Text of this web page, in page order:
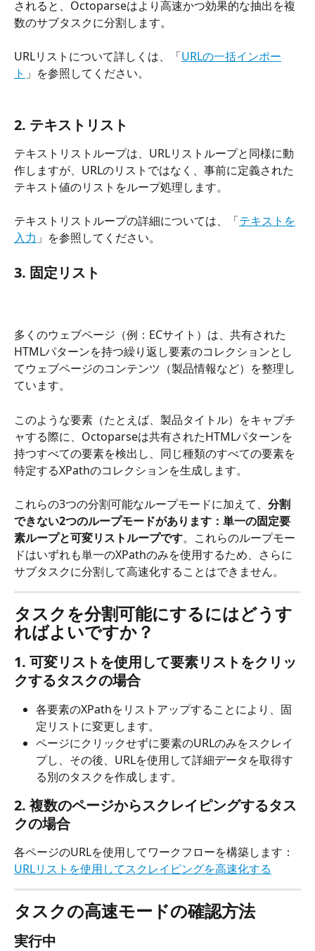
されると、Octoparseはより高速かつ効果的な抽出を複
数のサブタスクに分割します。
URLリストについて詳しくは、「URLの一括インポー
ト 」を参照してください。
2. テキストリスト
テキストリストループは、URLリストループと同様に動
作しますが、URLのリストではなく、事前に定義された
テキスト値のリストをループ処理します。
テキストリストループの詳細については、「テキストを
入力 」を参照してください。
3. 固定リスト
多くのウェブページ（例：ECサイト）は、共有された
HTMLパターンを持つ繰り返し要素のコレクションとし
てウェブページのコンテンツ（製品情報など）を整理し
ています。
このような要素（たとえば、製品タイトル）をキャプチ
ャする際に、Octoparseは共有されたHTMLパターンを
持つすべての要素を検出し、同じ種類のすべての要素を
特定するXPathのコレクションを生成します。
これらの3つの分割可能なループモードに加えて、 分割
できない2つのループモードがあります：単一の固定要
素ループと可変リストループです。これらのループモー
ドはいずれも単一のXPathのみを使用するため、さらに
サブタスクに分割して高速化することはできません。
タスクを分割可能にするにはどうす
ればよいですか？
1. 可変リストを使用して要素リストをクリッ
クするタスクの場合
各要素のXPathをリストアップすることにより、固
定リストに変更します。
ページにクリックせずに要素のURLのみをスクレイ
プし、その後、URLを使用して詳細データを取得す
る別のタスクを作成します。
2. 複数のページからスクレイピングするタス
クの場合
各ページのURLを使用してワークフローを構築します：
URLリストを使用してスクレイピングを高速化する
タスクの高速モードの確認方法
実行中